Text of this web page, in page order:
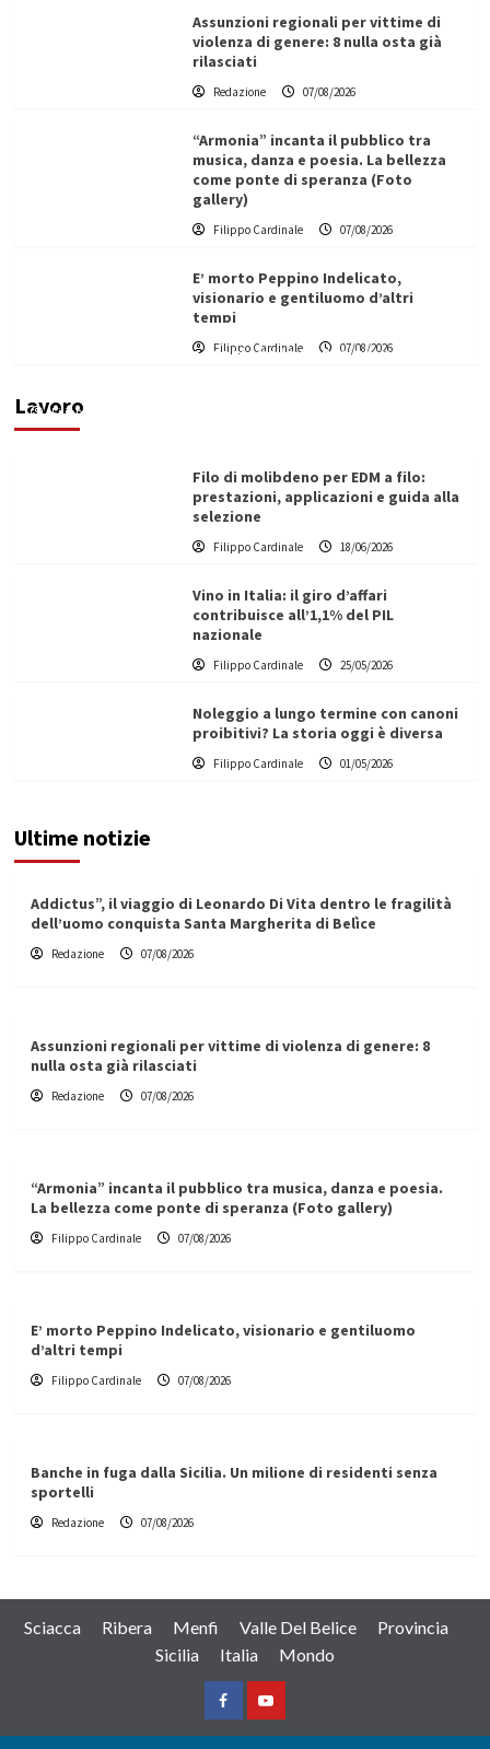
Assunzioni regionali per vittime di
violenza di genere: 8 nulla osta già
rilasciati
Redazione 07/08/2026
“Armonia” incanta il pubblico tra
musica, danza e poesia. La bellezza
come ponte di speranza (Foto
gallery)
Filippo Cardinale 07/08/2026
E’ morto Peppino Indelicato,
visionario e gentiluomo d’altri
tempi
Filippo Cardinale 07/08/2026
Lavoro
L’ingegnere saccense Buscarnera partner chiave
di un progetto transnazionale per la transizione
Filippo Cardinale
Filo di molibdeno per EDM a filo:
prestazioni, applicazioni e guida alla
selezione
Filippo Cardinale 18/06/2026
Vino in Italia: il giro d’affari
contribuisce all’1,1% del PIL
nazionale
Filippo Cardinale 25/05/2026
Noleggio a lungo termine con canoni
proibitivi? La storia oggi è diversa
Filippo Cardinale 01/05/2026
Ultime notizie
Addictus”, il viaggio di Leonardo Di Vita dentro le fragilità
dell’uomo conquista Santa Margherita di Belìce
Redazione 07/08/2026
Assunzioni regionali per vittime di violenza di genere: 8
nulla osta già rilasciati
Redazione 07/08/2026
“Armonia” incanta il pubblico tra musica, danza e poesia.
La bellezza come ponte di speranza (Foto gallery)
Filippo Cardinale 07/08/2026
E’ morto Peppino Indelicato, visionario e gentiluomo
d’altri tempi
Filippo Cardinale 07/08/2026
Banche in fuga dalla Sicilia. Un milione di residenti senza
sportelli
Redazione 07/08/2026
Sciacca Ribera Menfi Valle Del Belice
Provincia
Sicilia
Italia Mondo
FacebookYountube